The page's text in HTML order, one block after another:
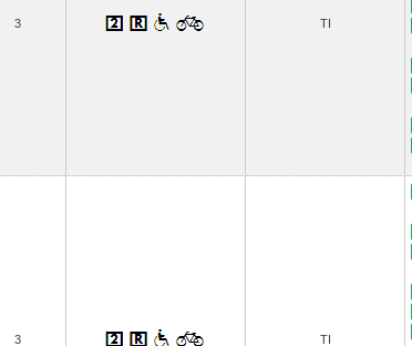
3 TI
3 TI